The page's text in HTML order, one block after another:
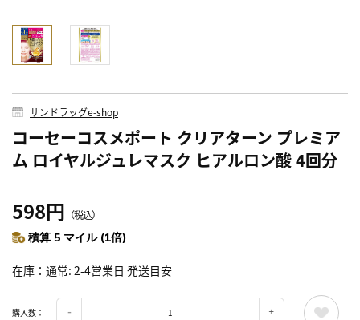
サンドラッグe-shop
コーセーコスメポート クリアターン プレミア
ム ロイヤルジュレマスク ヒアルロン酸 4回分
598円 （税込）
積算 5 マイル (1倍)
在庫 通常: 2-4営業日 発送目安
購入数：